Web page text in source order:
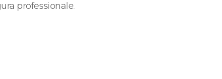
professionale.